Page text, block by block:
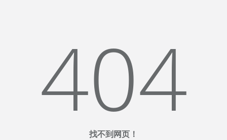
404
找不到网页！